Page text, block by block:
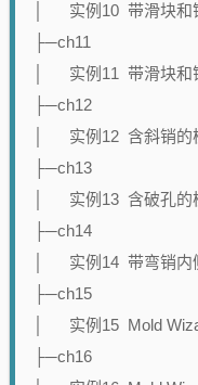
│ 实例10 带滑块和
├─ch11
│ 实例11 带滑块和
├─ch12
│ 实例12 含斜销的
├─ch13
│ 实例13 含破孔的
├─ch14
│ 实例14 带弯销内
├─ch15
│ 实例15 Mold
├─ch16